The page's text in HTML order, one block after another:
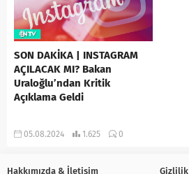
SON DAKİKA | INSTAGRAM
AÇILACAK MI? Bakan
Uraloğlu’ndan Kritik
Açıklama Geldi
05.08.2024 1.625 0
Hakkımızda & İletişim Gizlilik